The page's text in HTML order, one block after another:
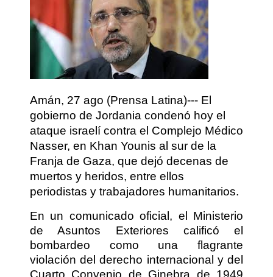
Amán, 27 ago (Prensa Latina)--- El
gobierno de Jordania condenó hoy el
ataque israelí contra el Complejo Médico
Nasser, en Khan Younis al sur de la
Franja de Gaza, que dejó decenas de
muertos y heridos, entre ellos
periodistas y trabajadores humanitarios.
En un comunicado oficial, el Ministerio
de Asuntos Exteriores calificó el
bombardeo como una flagrante
violación del derecho internacional y del
Cuarto Convenio de Ginebra de 1949